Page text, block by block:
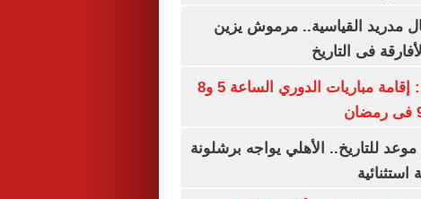
مدريد القياسية.. مرموش يزين
فى التاريخ
رابطة الأندية: إقامة مباريات الدوري الساعة 5 و8
للتاريخ.. الأهلي يواجه برشلونة